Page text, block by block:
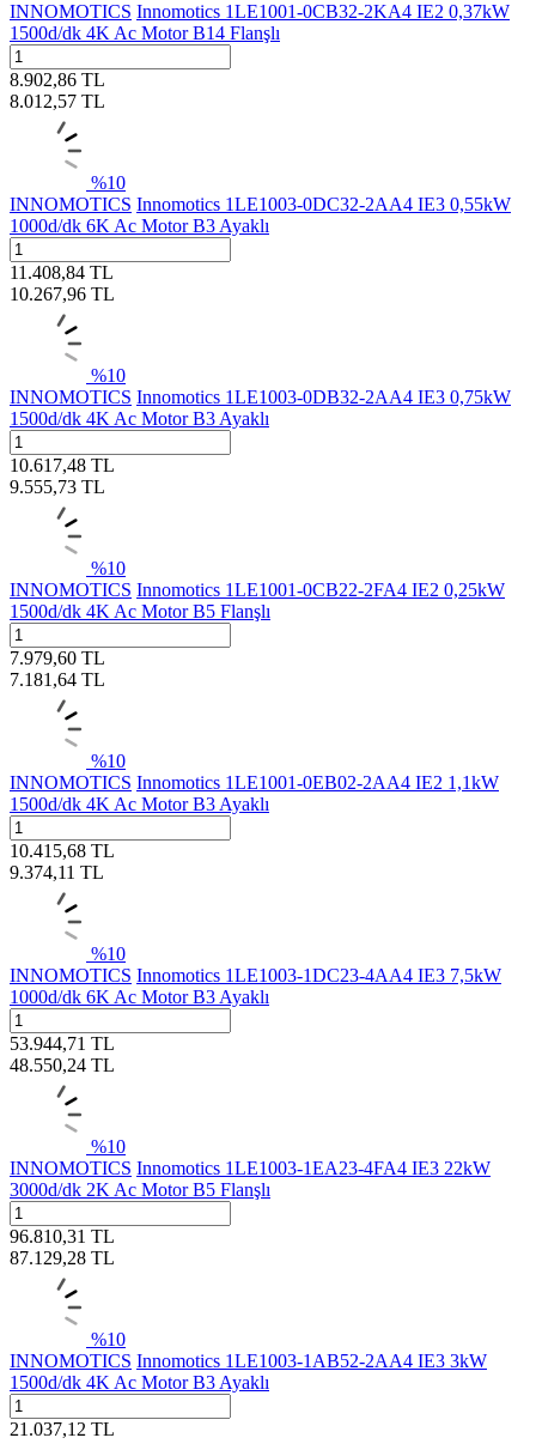
INNOMOTICS Innomotics 1LE1001-0CB32-2KA4 IE2 0,37kW
1500d/dk 4K Ac Motor B14 Flanşlı
8.902,86 TL
8.012,57 TL
%10
INNOMOTICS Innomotics 1LE1003-0DC32-2AA4 IE3 0,55kW
1000d/dk 6K Ac Motor B3 Ayaklı
11.408,84 TL
10.267,96 TL
%10
INNOMOTICS Innomotics 1LE1003-0DB32-2AA4 IE3 0,75kW
1500d/dk 4K Ac Motor B3 Ayaklı
10.617,48 TL
9.555,73 TL
%10
INNOMOTICS Innomotics 1LE1001-0CB22-2FA4 IE2 0,25kW
1500d/dk 4K Ac Motor B5 Flanşlı
7.979,60 TL
7.181,64 TL
%10
INNOMOTICS Innomotics 1LE1001-0EB02-2AA4 IE2 1,1kW
1500d/dk 4K Ac Motor B3 Ayaklı
10.415,68 TL
9.374,11 TL
%10
INNOMOTICS Innomotics 1LE1003-1DC23-4AA4 IE3 7,5kW
1000d/dk 6K Ac Motor B3 Ayaklı
53.944,71 TL
48.550,24 TL
%10
INNOMOTICS Innomotics 1LE1003-1EA23-4FA4 IE3 22kW
3000d/dk 2K Ac Motor B5 Flanşlı
96.810,31 TL
87.129,28 TL
%10
INNOMOTICS Innomotics 1LE1003-1AB52-2AA4 IE3 3kW
1500d/dk 4K Ac Motor B3 Ayaklı
21.037,12 TL